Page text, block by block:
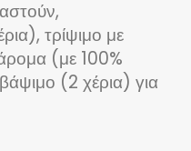
τρίψιμο με
(με 100%
(2 χέρια) για